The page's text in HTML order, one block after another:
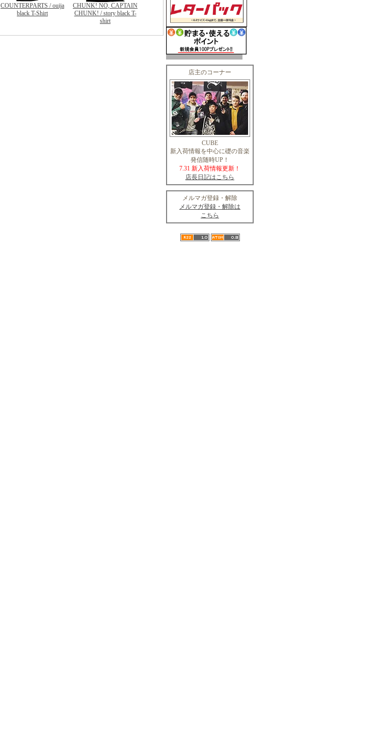
COUNTERPARTS / ouija
black T-Shirt
CHUNK! NO, CAPTAIN
CHUNK! / story black T-
shirt
店主のコーナー
CUBE
新入荷情報を中心に礎の音楽
発信随時UP！
7.31 新入荷情報更新！
店長日記はこちら
メルマガ登録・解除
メルマガ登録・解除は
こちら